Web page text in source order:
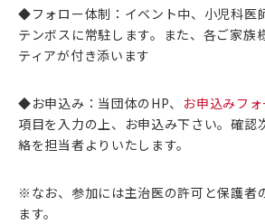
◆フォロー体制：イベント中、小児科医
テンボスに常駐します。また、各ご家族
ティアが付き添います
◆お申込み：当団体のHP、 お申込みフ
項目を入力の上、お申込み下さい。確認
絡を担当者よりいたします。
※なお、参加には主治医の許可と保護者
ます。